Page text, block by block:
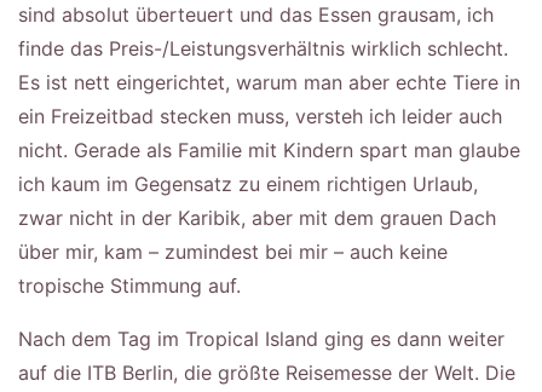
sind absolut überteuert und das Essen grausam, ich
finde das Preis-/Leistungsverhältnis wirklich schlecht.
Es ist nett eingerichtet, warum man aber echte Tiere in
ein Freizeitbad stecken muss, versteh ich leider auch
nicht. Gerade als Familie mit Kindern spart man glaube
ich kaum im Gegensatz zu einem richtigen Urlaub,
zwar nicht in der Karibik, aber mit dem grauen Dach
über mir, kam – zumindest bei mir – auch keine
tropische Stimmung auf.
Nach dem Tag im Tropical Island ging es dann weiter
auf die ITB Berlin, die größte Reisemesse der Welt. Die